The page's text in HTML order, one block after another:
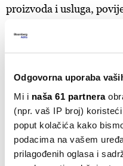
Odgovorna uporaba
Mi i naša 61 partnera
(npr. vaš IP broj)
poput kolačića kako
podacima na vašem
prilagođenih oglasa i
proizvoda i usluga,
prije ili poslije
svjedočili", kazao je
Istaknuo je i da je
Hrvatskoj trenutno živi
odnosu na prije 10
jasno koga država s
servisira", kaže Grubišić.